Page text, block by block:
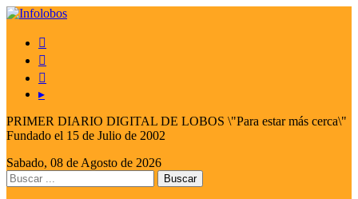



▸
PRIMER DIARIO DIGITAL DE LOBOS \"Para estar más cerca\"
Fundado el 15 de Julio de 2002
Sabado, 08 de Agosto de 2026